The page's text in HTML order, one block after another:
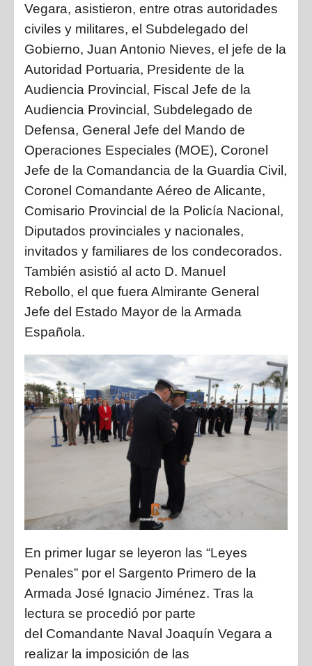
Vegara, asistieron, entre otras autoridades
civiles y militares, el Subdelegado del
Gobierno, Juan Antonio Nieves, el jefe de la
Autoridad Portuaria, Presidente de la
Audiencia Provincial, Fiscal Jefe de la
Audiencia Provincial, Subdelegado de
Defensa, General Jefe del Mando de
Operaciones Especiales (MOE), Coronel
Jefe de la Comandancia de la Guardia Civil,
Coronel Comandante Aéreo de Alicante,
Comisario Provincial de la Policía Nacional,
Diputados provinciales y nacionales,
invitados y familiares de los condecorados.
También asistió al acto D. Manuel
Rebollo, el que fuera Almirante General
Jefe del Estado Mayor de la Armada
Española.
En primer lugar se leyeron las “Leyes
Penales” por el Sargento Primero de la
Armada José Ignacio Jiménez. Tras la
lectura se procedió por parte
del Comandante Naval Joaquín Vegara a
realizar la imposición de las